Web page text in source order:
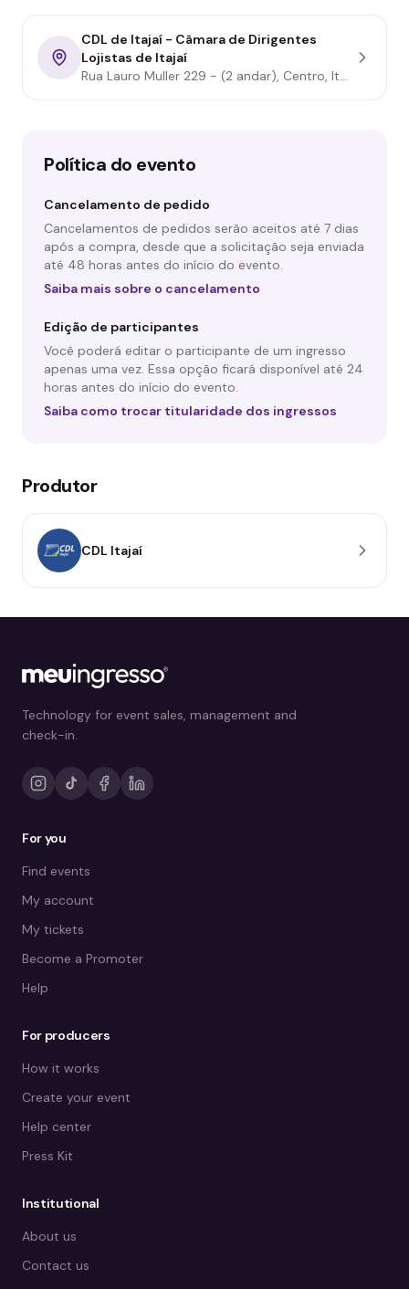
CDL de Itajaí - Câmara de Dirigentes
Lojistas de Itajaí
Rua Lauro Muller 229 - (2 andar), Centro, Itajaí - SC
Política do evento
Cancelamento de pedido
Cancelamentos de pedidos serão aceitos até 7 dias
após a compra, desde que a solicitação seja enviada
até 48 horas antes do início do evento.
Saiba mais sobre o cancelamento
Edição de participantes
Você poderá editar o participante de um ingresso
apenas uma vez. Essa opção ficará disponível até 24
horas antes do início do evento.
Saiba como trocar titularidade dos ingressos
Produtor
CDL Itajaí
Technology for event sales, management and
check-in.
For you
Find events
My account
My tickets
Become a Promoter
Help
For producers
How it works
Create your event
Help center
Press Kit
Institutional
About us
Contact us